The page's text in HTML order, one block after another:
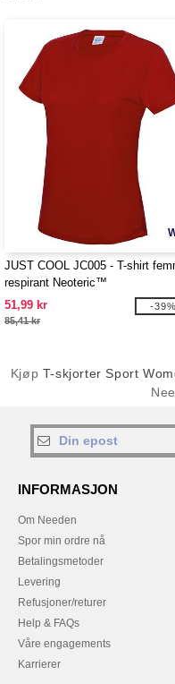
JUST COOL JC005 - T-shirt
respirant Neoteric™
51,99 kr
85,41 kr
-39%
Kjøp T-skjorter Sport
INFORMASJON
Om Needen
Spor min ordre nå
Betalingsmetoder
Levering
Refusjoner/returer
Help & FAQs
Våre engagements
Karrierer